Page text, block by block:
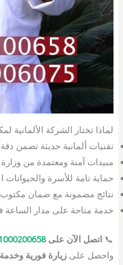
لماذا تختار الشركة الألمانية
تقنيات ألمانية حديثة تضمن دقة
مبيدات آمنة ومعتمدة من
حماية تامة للأسرة والحيوانات
نتائج مضمونة مع ضمان مكتوب
خدمة متاحة على مدار
📞 اتصل الآن على
واحصل على زيارة فورية